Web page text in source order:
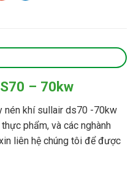
– 70kw
nén khí sullair ds70 -70kw
phẩm, và các nghành
liên hệ chúng tôi để được